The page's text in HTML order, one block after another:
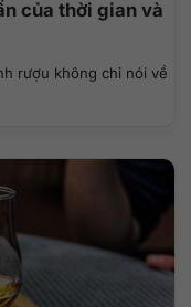
của thời gian và
rượu không chỉ nói về